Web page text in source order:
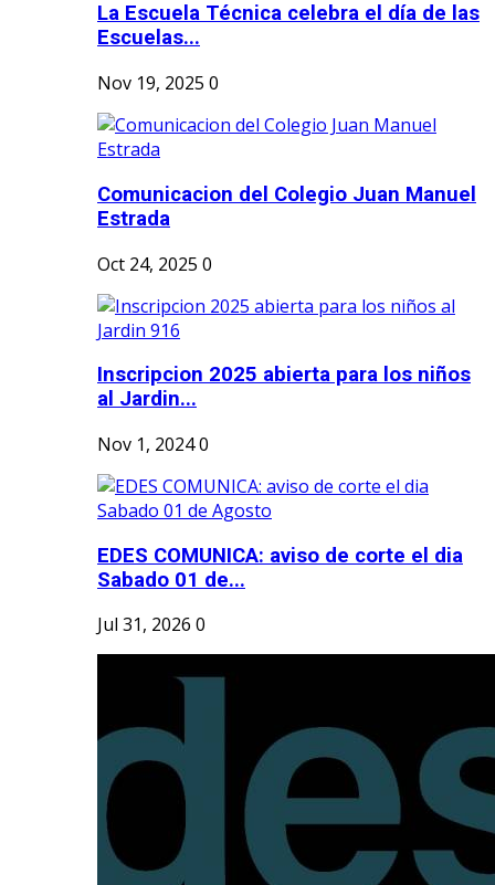
La Escuela Técnica celebra el día de las
Escuelas...
Nov 19, 2025 0
Comunicacion del Colegio Juan Manuel
Estrada
Oct 24, 2025 0
Inscripcion 2025 abierta para los niños
al Jardin...
Nov 1, 20240
EDES COMUNICA: aviso de corte el dia
Sabado 01 de...
Jul 31, 2026 0